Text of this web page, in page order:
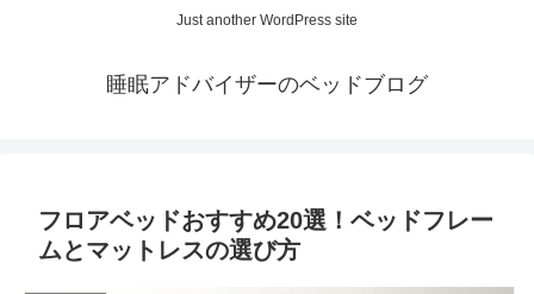
Just another WordPress site
睡眠アドバイザーのベッドブログ
フロアベッドおすすめ20選！ベッドフレー
ムとマットレスの選び方